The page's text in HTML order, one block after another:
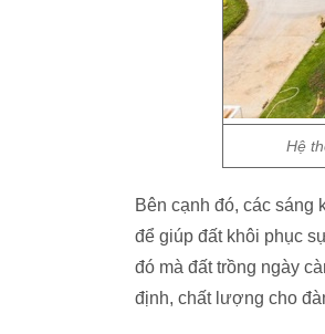
Hệ
Bên cạnh đó, các sáng
để giúp đất khôi phục
đó mà đất trồng ngày
định, chất lượng cho